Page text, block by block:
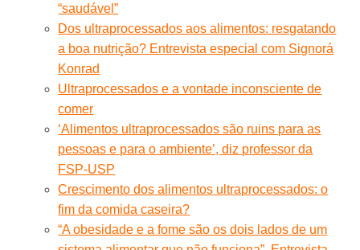
“saudável”
Dos ultraprocessados aos alimentos: resgatando
a boa nutrição? Entrevista especial com Signorá
Konrad
Ultraprocessados e a vontade inconsciente de
comer
‘Alimentos ultraprocessados são ruins para as
pessoas e para o ambiente’, diz professor da
FSP-USP
Crescimento dos alimentos ultraprocessados: o
fim da comida caseira?
“A obesidade e a fome são os dois lados de um